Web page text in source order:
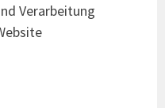
Verarbeitung